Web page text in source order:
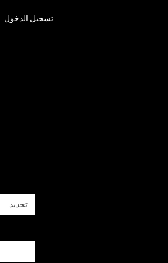
تسجيل الدخول
تحديد